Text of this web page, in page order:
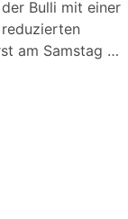
Bulli mit einer
am Samstag …